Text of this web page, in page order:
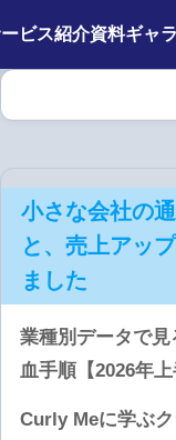
ビス紹介資料ギャ
小さな会社の
と、売上アッ
ました
業種別データで
血手順【2026年上
Curly Meに学ぶ